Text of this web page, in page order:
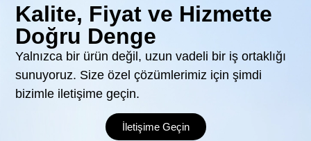
Kalite, Fiyat ve Hizmette
Doğru Denge
Yalnızca bir ürün değil, uzun vadeli bir iş ortaklığı
sunuyoruz. Size özel çözümlerimiz için şimdi
bizimle iletişime geçin.
İletişime Geçin